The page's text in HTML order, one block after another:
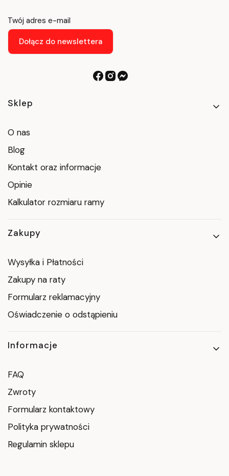
Twój adres e-mail
Dołącz do newslettera
Linki w stopce
Sklep
O nas
Blog
Kontakt oraz informacje
Opinie
Kalkulator rozmiaru ramy
Zakupy
Wysyłka i Płatności
Zakupy na raty
Formularz reklamacyjny
Oświadczenie o odstąpieniu
Informacje
FAQ
Zwroty
Formularz kontaktowy
Polityka prywatności
Regulamin sklepu